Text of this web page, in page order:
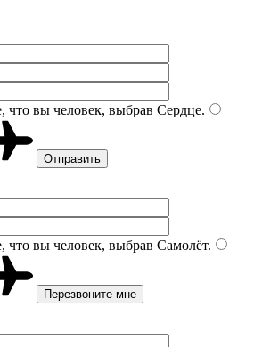
что вы человек, выбрав Сердце.
что вы человек, выбрав Самолёт.